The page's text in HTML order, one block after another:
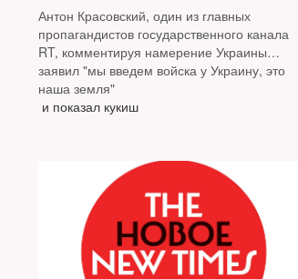
Антон Красовский, один из главных
пропагандистов государственного канала
RT, комментируя намерение Украины
вступить в НАТО,
заявил "мы введем войска у Украину, это
наша земля"
и показал кукиш